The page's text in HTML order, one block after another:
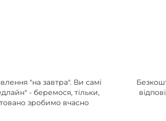
"на завтра". Ви самі
- беремося, тільки,
зробимо вчасно